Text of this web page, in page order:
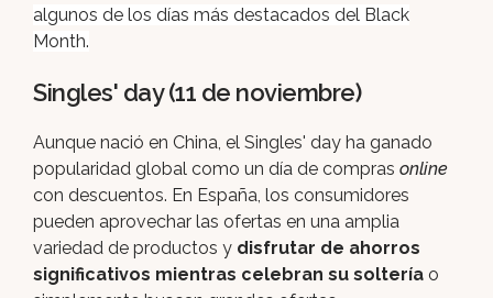
algunos de los días más destacados del Black
Month.
Singles' day (11 de noviembre)
Aunque nació en China, el Singles' day ha ganado
popularidad global como un día de compras online
con descuentos. En España, los consumidores
pueden aprovechar las ofertas en una amplia
variedad de productos y disfrutar de ahorros
significativos mientras celebran su soltería o